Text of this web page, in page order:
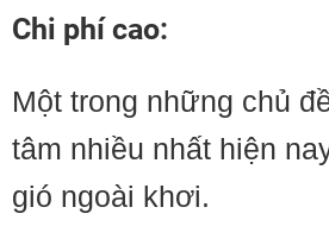
Chi phí cao:
Một trong những chủ
tâm nhiều nhất hiện
gió ngoài khơi.